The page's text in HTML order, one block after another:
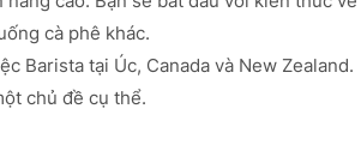
cà phê khác.
Barista tại Úc, Canada và New Zealand.
chủ đề cụ thể.